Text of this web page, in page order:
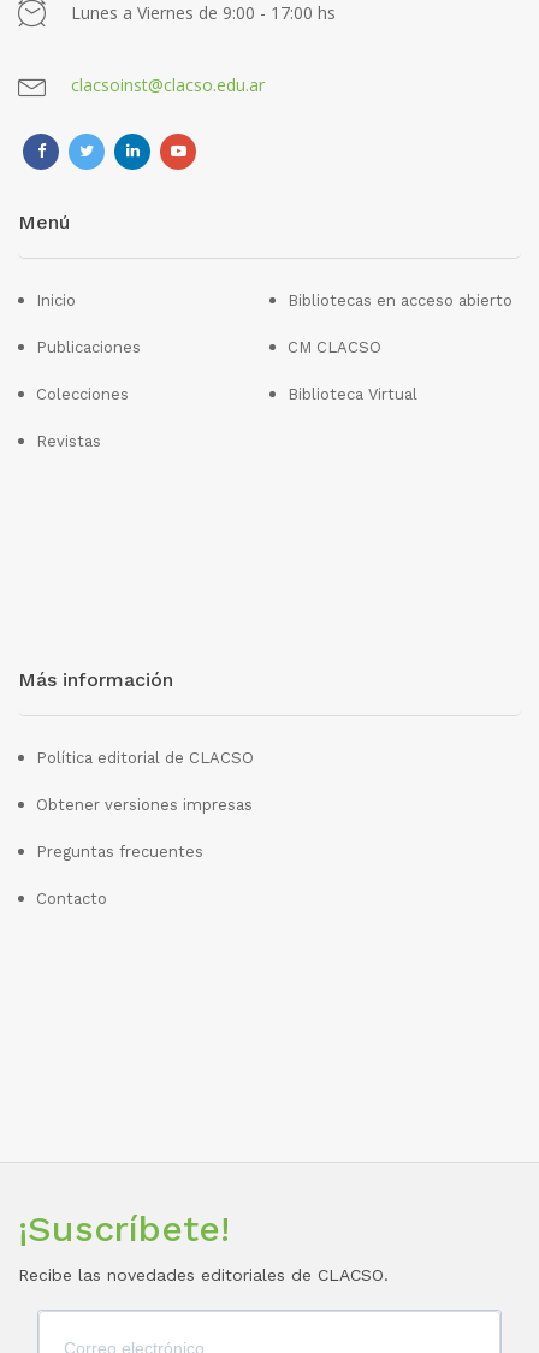
Lunes a Viernes de 9:00 - 17:00 hs
clacsoinst@clacso.edu.ar
Menú
Inicio
Publicaciones
Colecciones
Revistas
Bibliotecas en acceso abierto
CM CLACSO
Biblioteca Virtual
Más información
Política editorial de CLACSO
Obtener versiones impresas
Preguntas frecuentes
Contacto
¡Suscríbete!
Recibe las novedades editoriales de CLACSO.